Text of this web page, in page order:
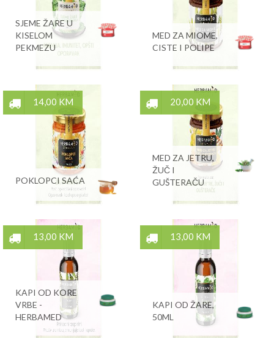
SJEME ŽARE U
KISELOM
PEKMEZU
MED ZA MIOME,
CISTE I POLIPE
14,00 KM
POKLOPCI SAĆA
20,00 KM
MED ZA JETRU,
ŽUČ I
GUŠTERAČU
13,00 KM
KAPI OD KORE
VRBE -
HERBAMED
13,00 KM
KAPI OD ŽARE,
50ML